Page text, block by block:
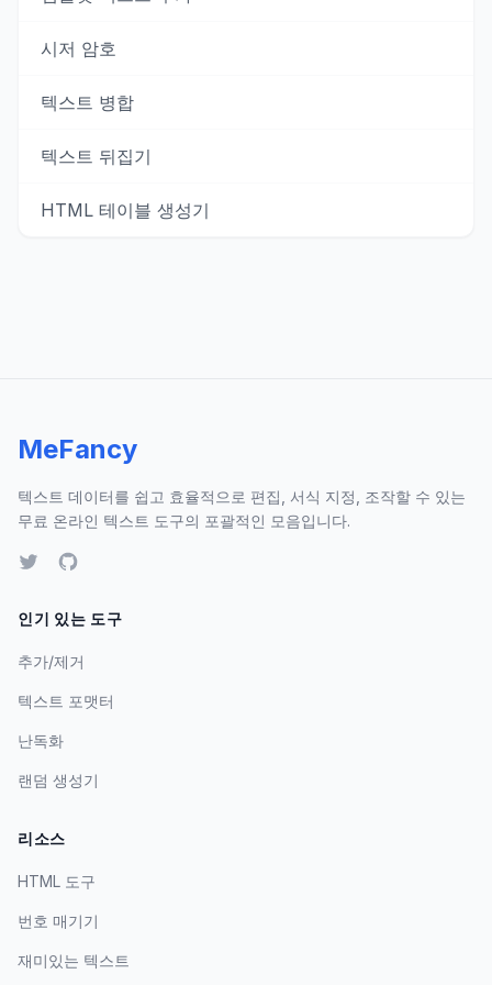
시저 암호
텍스트 병합
텍스트 뒤집기
HTML 테이블 생성기
MeFancy
텍스트 데이터를 쉽고 효율적으로 편집, 서식 지정, 조작할 수 있는
무료 온라인 텍스트 도구의 포괄적인 모음입니다.
인기 있는 도구
추가/제거
텍스트 포맷터
난독화
랜덤 생성기
리소스
HTML 도구
번호 매기기
재미있는 텍스트